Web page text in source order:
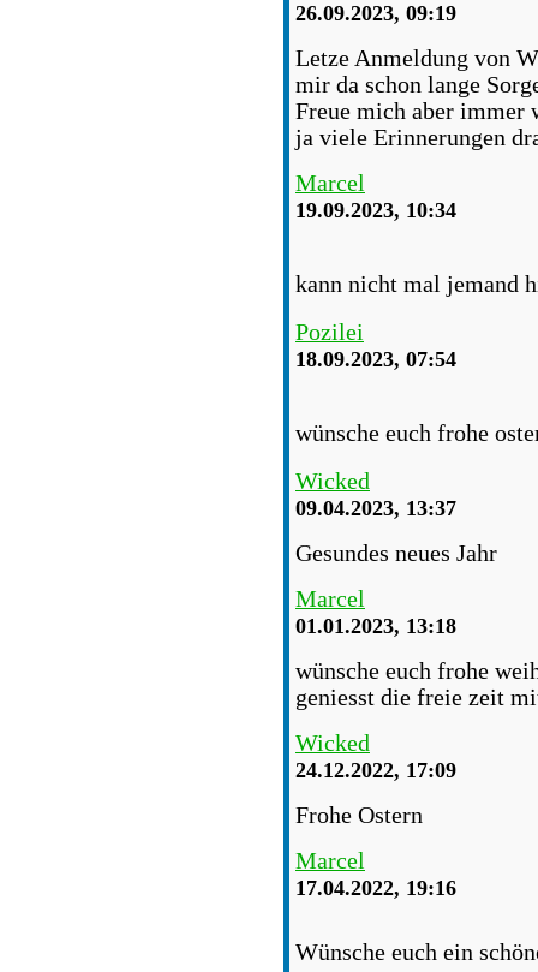
26.09.2023, 09:19
Letze Anmeldung von
mir da schon lange
Freue mich aber immer
ja viele Erinnerungen
Marcel
19.09.2023, 10:34
kann nicht mal jemand
Pozilei
18.09.2023, 07:54
wünsche euch frohe
Wicked
09.04.2023, 13:37
Gesundes neues Jahr
Marcel
01.01.2023, 13:18
wünsche euch frohe
geniesst die freie zeit
Wicked
24.12.2022, 17:09
Frohe Ostern
Marcel
17.04.2022, 19:16
Wünsche euch ein